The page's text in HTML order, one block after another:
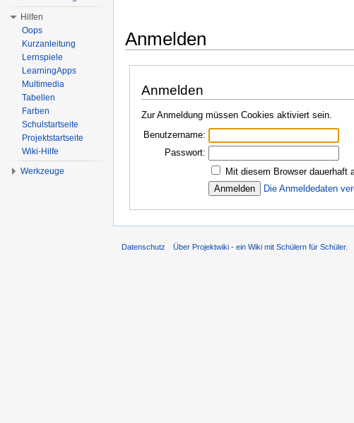
Anmelden
Anmelden
Zur Anmeldung müssen Cookies aktiviert sein.
Benutzername:
Passwort:
Mit diesem Browser dauerhaft
Die Anmeldedaten
Hilfen
Oops
Kurzanleitung
Lernspiele
LearningApps
Multimedia
Tabellen
Farben
Schulstartseite
Projektstartseite
Wiki-Hilfe
Werkzeuge
Datenschutz Über Projektwiki - ein Wiki mit Schülern für Schüler.